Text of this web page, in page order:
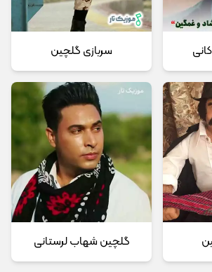
سربازی گلچین
گلچین شهاب لرستانی